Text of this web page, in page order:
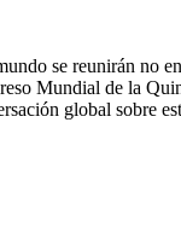
se reunirán no
Mundial de la
global sobre